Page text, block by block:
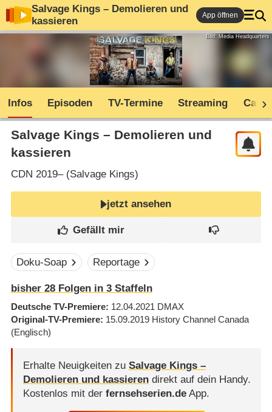
Salvage Kings – Demolieren und
kassieren
App öffnen
Bild: Media Headquarters
Infos Episoden TV-Termine Streaming Cast
Salvage Kings – Demolieren und
kassieren
CDN 2019– (Salvage Kings)
jetzt ansehen
Doku-Soap Reportage
bisher 28Folgen in 3Staffeln
Deutsche TV-Premiere 12.04.2021 DMAX
Original-TV-Premiere 15.09.2019 History Channel Canada
(Englisch)
Erhalte Neuigkeiten zu Salvage Kings –
Demolieren und kassierendirekt auf dein Handy.
Kostenlos mit der fernsehserien.deApp.